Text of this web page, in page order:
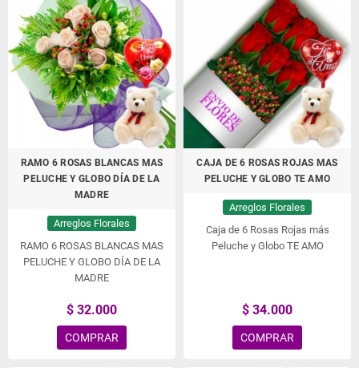
RAMO 6 ROSAS BLANCAS MAS
PELUCHE Y GLOBO DÍA DE LA
MADRE
Arreglos Florales
RAMO 6 ROSAS BLANCAS MAS
PELUCHE Y GLOBO DÍA DE LA
MADRE
$ 32.000
COMPRAR
CAJA DE 6 ROSAS ROJAS MAS
PELUCHE Y GLOBO TE AMO
Arreglos Florales
Caja de 6 Rosas Rojas más
Peluche y Globo TE AMO
$ 34.000
COMPRAR